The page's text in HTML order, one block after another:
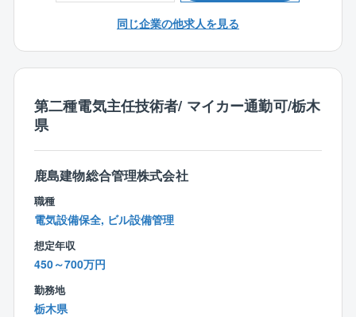
ため、とてもやりがいのある仕事です。
上記のとおり1名の女性が同社の設計業務を支えていま
チームで行う仕事ですので、チームワークを大切にで
きる方を歓迎します。
同じ企業の他求人を見る
第二種電気主任技術者/ マイカー通勤可/栃木
県
鹿島建物総合管理株式会社
職種
電気設備保全, ビル設備管理
想定年収
450～700万円
勤務地
栃木県